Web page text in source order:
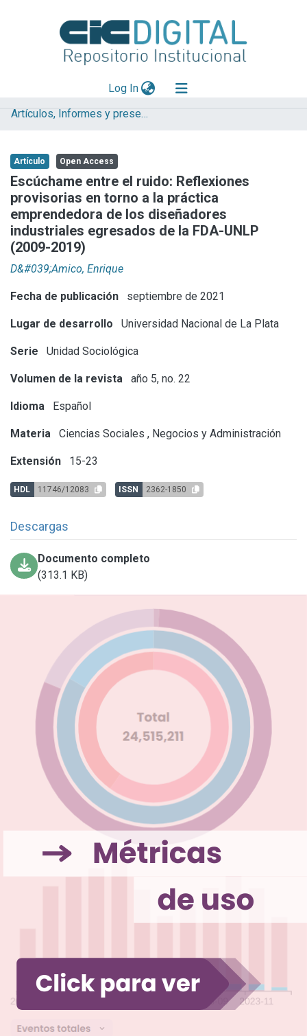
Log In(current)
Explorar
Aportar material
Statistics
Artículos, Informes y presentaciones en Congresos (UNLP)
Artículo Open Access
Escúchame entre el ruido: Reflexiones
provisorias en torno a la práctica
emprendedora de los diseñadores
industriales egresados de la FDA-UNLP
(2009-2019)
D&#039;Amico, Enrique
Fecha de publicación septiembre de 2021
Lugar de desarrollo Universidad Nacional de La Plata
Serie Unidad Sociológica
Volumen de la revista año 5, no. 22
Idioma Español
Materia Ciencias Sociales , Negocios y Administración
Extensión 15-23
HDL 11746/12083 ISSN 2362-1850
Descargas
Documento completo
(313.1 KB)